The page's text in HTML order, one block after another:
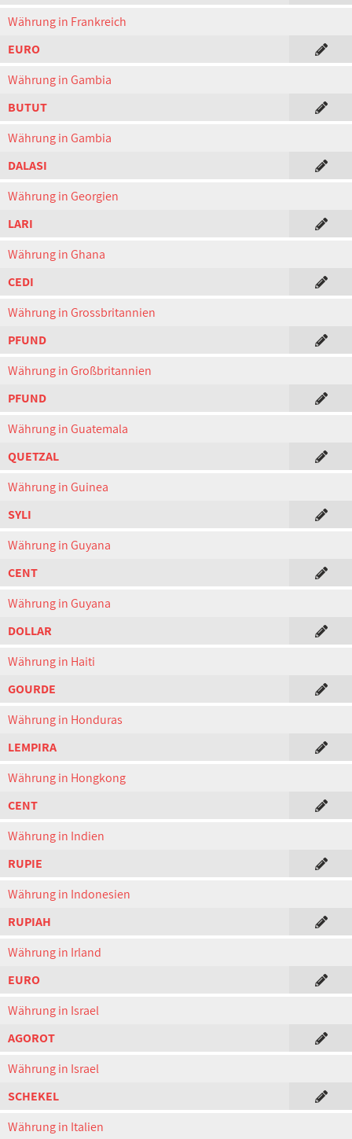
Währung in Frankreich
EURO
Währung in Gambia
BUTUT
Währung in Gambia
DALASI
Währung in Georgien
LARI
Währung in Ghana
CEDI
Währung in Grossbritannien
PFUND
Währung in Großbritannien
PFUND
Währung in Guatemala
QUETZAL
Währung in Guinea
SYLI
Währung in Guyana
CENT
Währung in Guyana
DOLLAR
Währung in Haiti
GOURDE
Währung in Honduras
LEMPIRA
Währung in Hongkong
CENT
Währung in Indien
RUPIE
Währung in Indonesien
RUPIAH
Währung in Irland
EURO
Währung in Israel
AGOROT
Währung in Israel
SCHEKEL
Währung in Italien